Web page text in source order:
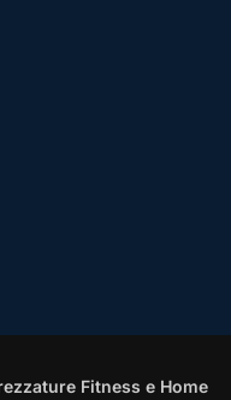
Fitness e Home